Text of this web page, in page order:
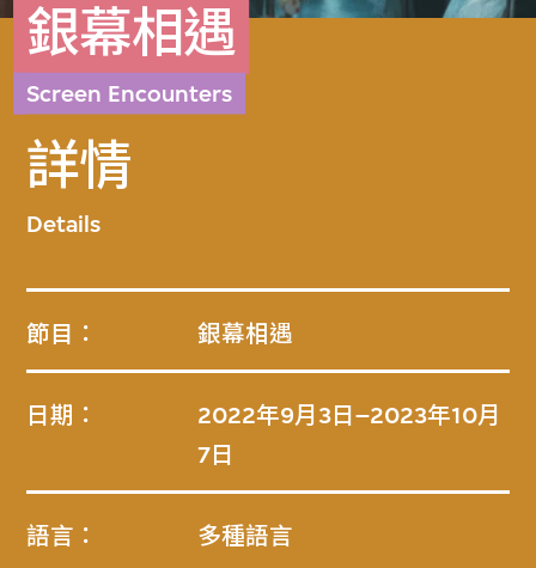
銀幕相遇
Screen Encounters
詳情
Details
節目： 銀幕相遇
日期：
2022年9月3日–2023年10月
7日
語言： 多種語言